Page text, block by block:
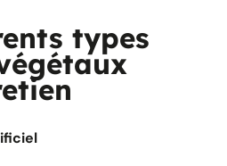
types